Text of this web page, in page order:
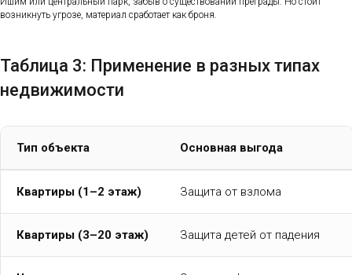
возникнуть угрозе, материал сработает как броня.
Таблица 3: Применение в разных типах
недвижимости
Тип объекта Основная выгода
Квартиры (1–2 этаж) Защита от взлома
Квартиры (3–20 этаж) Защита детей от падения